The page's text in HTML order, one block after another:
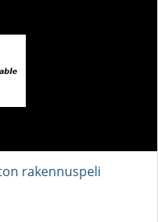
rakennuspeli